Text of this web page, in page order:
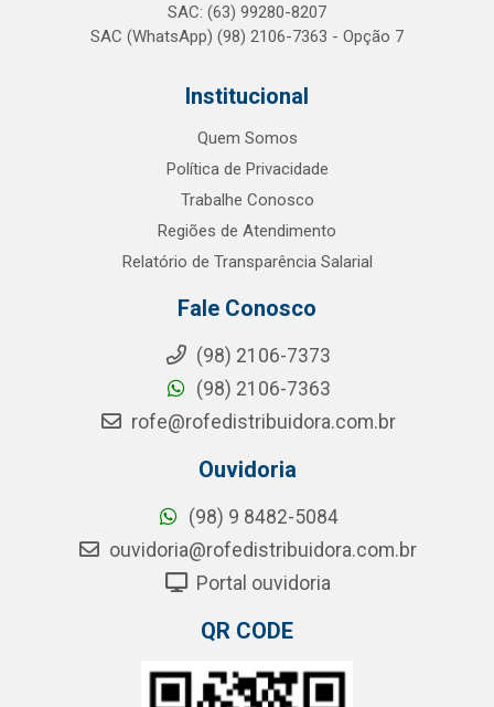
SAC: (63) 99280-8207
SAC (WhatsApp) (98) 2106-7363 - Opção 7
Institucional
Quem Somos
Política de Privacidade
Trabalhe Conosco
Regiões de Atendimento
Relatório de Transparência Salarial
Fale Conosco
(98) 2106-7373
(98) 2106-7363
rofe@rofedistribuidora.com.br
Ouvidoria
(98) 9 8482-5084
ouvidoria@rofedistribuidora.com.br
Portal ouvidoria
QR CODE